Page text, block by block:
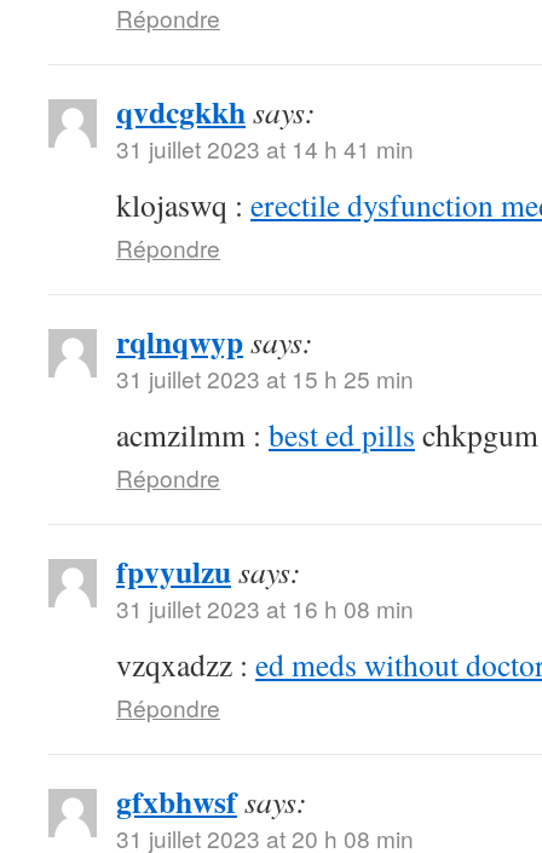
Répondre
qvdcgkkhsays:
31 juillet 2023 at 14 h 41 min
klojaswq : erectile dysfunction
Répondre
rqlnqwypsays:
31 juillet 2023 at 15 h 25 min
acmzilmm : best ed pills chkpgum
Répondre
fpvyulzusays:
31 juillet 2023 at 16 h 08 min
vzqxadzz : ed meds without
Répondre
gfxbhwsfsays:
31 juillet 2023 at 20 h 08 min